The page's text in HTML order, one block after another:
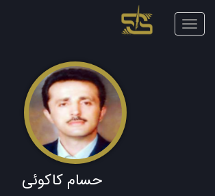
Toggle
navigation
حسام کاکوئی